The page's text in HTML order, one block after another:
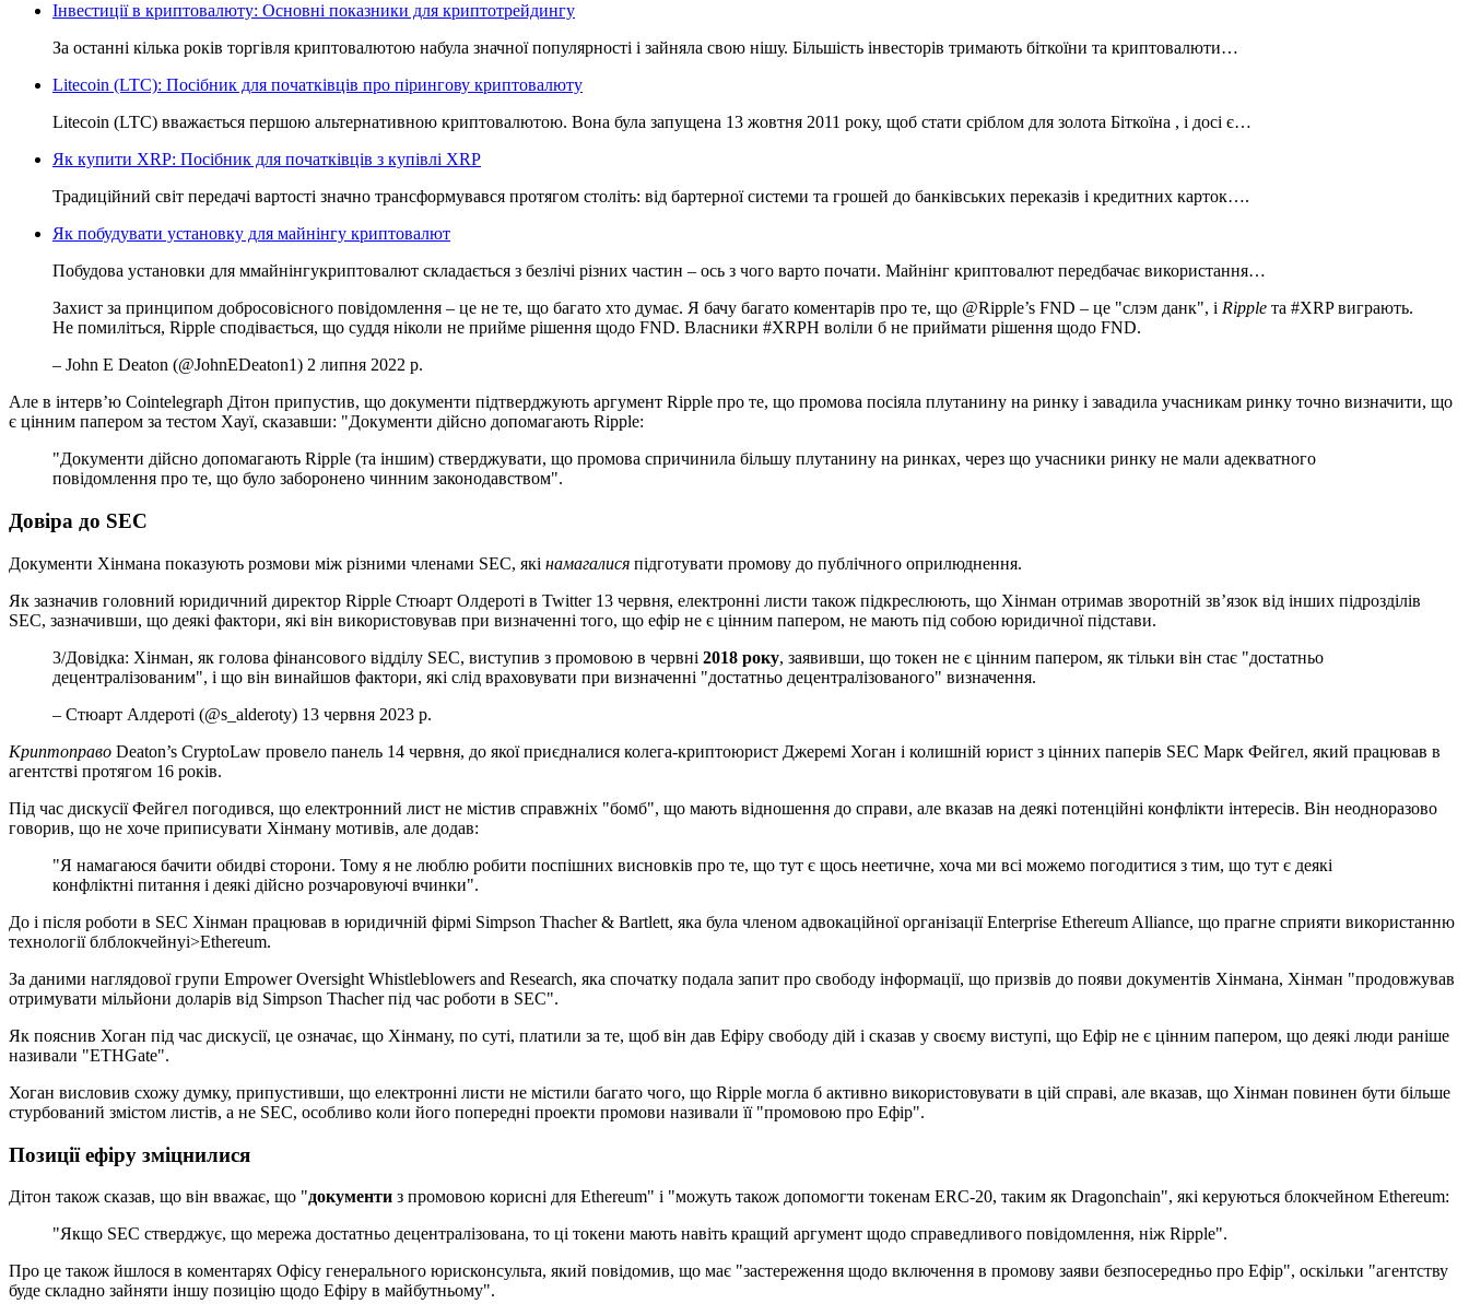
Інвестиції в криптовалюту: Основні показники для криптотрейдингу
За останні кілька років торгівля криптовалютою набула значної популярності і зайняла свою нішу. Більшість інвесторів тримають біткоїни та криптовалюти…
Litecoin (LTC): Посібник для початківців про пірингову криптовалюту
Litecoin (LTC) вважається першою альтернативною криптовалютою. Вона була запущена 13 жовтня 2011 року, щоб стати сріблом для золота Біткоїна , і досі є…
Як купити XRP: Посібник для початківців з купівлі XRP
Традиційний світ передачі вартості значно трансформувався протягом століть: від бартерної системи та грошей до банківських переказів і кредитних карток….
Як побудувати установку для майнінгу криптовалют
Побудова установки для ммайнінгукриптовалют складається з безлічі різних частин – ось з чого варто почати. Майнінг криптовалют передбачає використання…
Захист за принципом добросовісного повідомлення – це не те, що багато хто думає. Я бачу багато коментарів про те, що @Ripple’s FND – це "слэм данк", і Ripple та #XRP виграють.
Не помиліться, Ripple сподівається, що суддя ніколи не прийме рішення щодо FND. Власники #XRPH воліли б не приймати рішення щодо FND.
– John E Deaton (@JohnEDeaton1) 2 липня 2022 р.
Але в інтерв’ю Cointelegraph Дітон припустив, що документи підтверджують аргумент Ripple про те, що промова посіяла плутанину на ринку і завадила учасникам ринку точно визначити, що
є цінним папером за тестом Хауї, сказавши: "Документи дійсно допомагають Ripple:
"Документи дійсно допомагають Ripple (та іншим) стверджувати, що промова спричинила більшу плутанину на ринках, через що учасники ринку не мали адекватного
повідомлення про те, що було заборонено чинним законодавством".
Довіра до SEC
Документи Хінмана показують розмови між різними членами SEC, які намагалися підготувати промову до публічного оприлюднення.
Як зазначив головний юридичний директор Ripple Стюарт Олдероті в Twitter 13 червня, електронні листи також підкреслюють, що Хінман отримав зворотній зв’язок від інших підрозділів
SEC, зазначивши, що деякі фактори, які він використовував при визначенні того, що ефір не є цінним папером, не мають під собою юридичної підстави.
3/Довідка: Хінман, як голова фінансового відділу SEC, виступив з промовою в червні 2018 року, заявивши, що токен не є цінним папером, як тільки він стає "достатньо
децентралізованим", і що він винайшов фактори, які слід враховувати при визначенні "достатньо децентралізованого" визначення.
– Стюарт Алдероті (@s_alderoty) 13 червня 2023 р.
Криптоправо Deaton’s CryptoLaw провело панель 14 червня, до якої приєдналися колега-криптоюрист Джеремі Хоган і колишній юрист з цінних паперів SEC Марк Фейгел, який працював в
агентстві протягом 16 років.
Під час дискусії Фейгел погодився, що електронний лист не містив справжніх "бомб", що мають відношення до справи, але вказав на деякі потенційні конфлікти інтересів. Він неодноразово
говорив, що не хоче приписувати Хінману мотивів, але додав:
"Я намагаюся бачити обидві сторони. Тому я не люблю робити поспішних висновків про те, що тут є щось неетичне, хоча ми всі можемо погодитися з тим, що тут є деякі
конфліктні питання і деякі дійсно розчаровуючі вчинки".
До і після роботи в SEC Хінман працював в юридичній фірмі Simpson Thacher & Bartlett, яка була членом адвокаційної організації Enterprise Ethereum Alliance, що прагне сприяти використанню
технології блблокчейнуi>Ethereum.
За даними наглядової групи Empower Oversight Whistleblowers and Research, яка спочатку подала запит про свободу інформації, що призвів до появи документів Хінмана, Хінман "продовжував
отримувати мільйони доларів від Simpson Thacher під час роботи в SEC".
Як пояснив Хоган під час дискусії, це означає, що Хінману, по суті, платили за те, щоб він дав Ефіру свободу дій і сказав у своєму виступі, що Ефір не є цінним папером, що деякі люди раніше
називали "ETHGate".
Хоган висловив схожу думку, припустивши, що електронні листи не містили багато чого, що Ripple могла б активно використовувати в цій справі, але вказав, що Хінман повинен бути більше
стурбований змістом листів, а не SEC, особливо коли його попередні проекти промови називали її "промовою про Ефір".
Позиції ефіру зміцнилися
Дітон також сказав, що він вважає, що "документи з промовою корисні для Ethereum" і "можуть також допомогти токенам ERC-20, таким як Dragonchain", які керуються блокчейном Ethereum:
"Якщо SEC стверджує, що мережа достатньо децентралізована, то ці токени мають навіть кращий аргумент щодо справедливого повідомлення, ніж Ripple".
Про це також йшлося в коментарях Офісу генерального юрисконсульта, який повідомив, що має "застереження щодо включення в промову заяви безпосередньо про Ефір", оскільки "агентству
буде складно зайняти іншу позицію щодо Ефіру в майбутньому".